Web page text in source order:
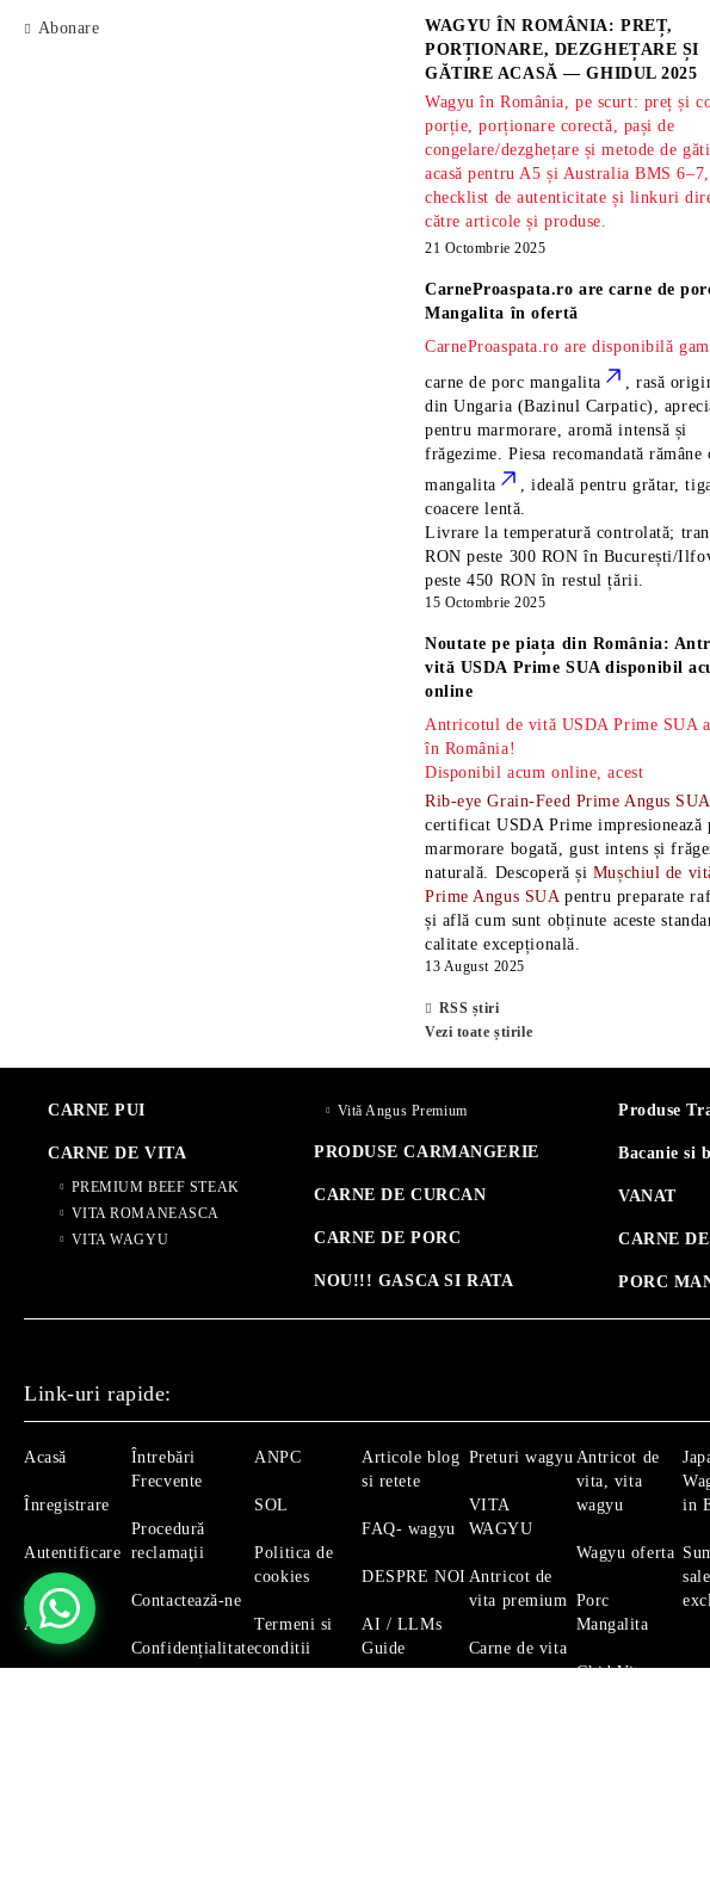
Abonare
WAGYU ÎN ROMÂNIA: PREȚ,
PORȚIONARE, DEZGHEȚARE ȘI
GĂTIRE ACASĂ — GHIDUL 2025
Wagyu în România, pe scurt: preț și
porție, porționare corectă, pași de
congelare/dezghețare și metode de
acasă pentru A5 și Australia BMS
checklist de autenticitate și linkuri
către articole și produse.
21 Octombrie 2025
CarneProaspata.ro arecarne de
Mangalita în ofertă
CarneProaspata.ro are disponibilă
carne de porc mangalita
, rasă
din Ungaria (Bazinul Carpatic),
pentru marmorare, aromă intensă și
frăgezime. Piesa recomandată rămâne
mangalita
, ideală pentru grătar,
coacere lentă.
Livrare la temperatură controlată;
RON peste 300 RON în București/
peste 450 RON în restul țării.
15 Octombrie 2025
Noutate pe piața din România:
vită USDA Prime SUA disponibil
online
Antricotul de vită USDA Prime SUA
în România!
Disponibil acum online, acest
Rib-eye Grain-Feed Prime Angus SUA
certificat USDA Prime impresionează
marmorare bogată, gust intens și
naturală. Descoperă și Mușchiul de
Prime Angus SUA pentru preparate
și află cum sunt obținute aceste
calitate excepțională.
13 August 2025
RSS știri
Vezi toate știrile
CARNE PUI
CARNE DE VITA
PREMIUM BEEF STEAK
VITA ROMANEASCA
VITA WAGYU
Vită Angus Premium
PRODUSE CARMANGERIE
CARNE DE CURCAN
CARNE DE PORC
NOU!!! GASCA SI RATA
Produse
Bacanie si
VANAT
CARNE
PORC
Link-uri rapide:
Acasă
Înregistrare
Autentificare
Căutare
Avansată
Întrebări
Frecvente
Procedură
reclamaţii
Contactează-ne
Confidențialitate
ANPC
SOL
Politica de
cookies
Termeni si
conditii
Articole blog
si retete
FAQ- wagyu
DESPRE NOI
AI / LLMs
Guide
Preturi wagyu
VITA
WAGYU
Antricot de
vita premium
Carne de vita
Antricot de
vita, vita
wagyu
Wagyu oferta
Porc
Mangalita
Ghid Vita
in